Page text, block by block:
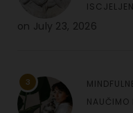
on July 23, 2026
3
NAUČIMO